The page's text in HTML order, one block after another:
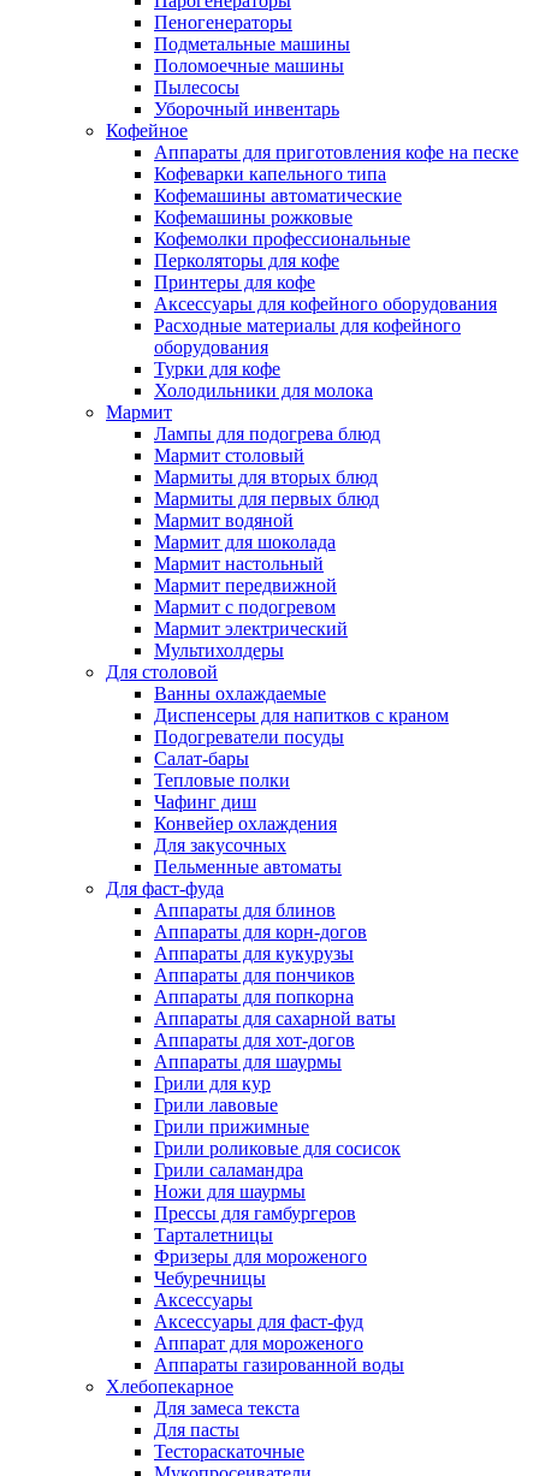
Пеногенераторы
Подметальные машины
Поломоечные машины
Пылесосы
Уборочный инвентарь
Кофейное
Аппараты для приготовления кофе на песке
Кофеварки капельного типа
Кофемашины автоматические
Кофемашины рожковые
Кофемолки профессиональные
Перколяторы для кофе
Принтеры для кофе
Аксессуары для кофейного оборудования
Расходные материалы для кофейного
оборудования
Турки для кофе
Холодильники для молока
Мармит
Лампы для подогрева блюд
Мармит столовый
Мармиты для вторых блюд
Мармиты для первых блюд
Мармит водяной
Мармит для шоколада
Мармит настольный
Мармит передвижной
Мармит с подогревом
Мармит электрический
Мультихолдеры
Для столовой
Ванны охлаждаемые
Диспенсеры для напитков с краном
Подогреватели посуды
Салат-бары
Тепловые полки
Чафинг диш
Конвейер охлаждения
Для закусочных
Пельменные автоматы
Для фаст-фуда
Аппараты для блинов
Аппараты для корн-догов
Аппараты для кукурузы
Аппараты для пончиков
Аппараты для попкорна
Аппараты для сахарной ваты
Аппараты для хот-догов
Аппараты для шаурмы
Грили для кур
Грили лавовые
Грили прижимные
Грили роликовые для сосисок
Грили саламандра
Ножи для шаурмы
Прессы для гамбургеров
Тарталетницы
Фризеры для мороженого
Чебуречницы
Аксессуары
Аксессуары для фаст-фуд
Аппарат для мороженого
Аппараты газированной воды
Хлебопекарное
Для замеса текста
Для пасты
Тестораскаточные